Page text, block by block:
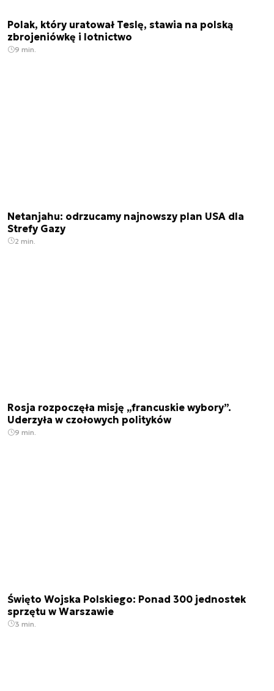
Polak, który uratował Teslę, stawia na polską
zbrojeniówkę i lotnictwo
9 min.
Netanjahu: odrzucamy najnowszy plan USA dla
Strefy Gazy
2 min.
Rosja rozpoczęła misję „francuskie wybory”.
Uderzyła w czołowych polityków
9 min.
Święto Wojska Polskiego: Ponad 300 jednostek
sprzętu w Warszawie
3 min.